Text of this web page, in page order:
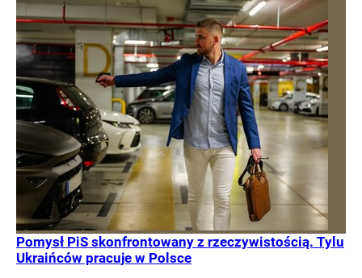
Pomysł PiS skonfrontowany z rzeczywistością. Tylu
Ukraińców pracuje w Polsce